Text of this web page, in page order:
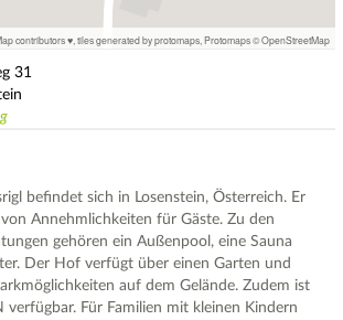
contributors ♥, tiles generated by protomaps Protomaps©OpenStreetMap
31
befindet sich in Losenstein, Österreich. Er
Annehmlichkeiten für Gäste. Zu den
gehören ein Außenpool, eine Sauna
Der Hof verfügt über einen Garten und
auf dem Gelände. Zudem ist
verfügbar. Für Familien mit kleinen Kindern